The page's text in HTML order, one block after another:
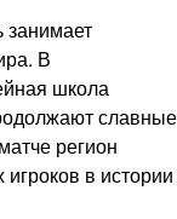
занимает
В
школа
славные
регион
в истории